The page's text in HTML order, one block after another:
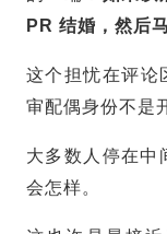
PR 结婚，然后
这个担忧在评
审配偶身份不是
大多数人停在中
会怎样。